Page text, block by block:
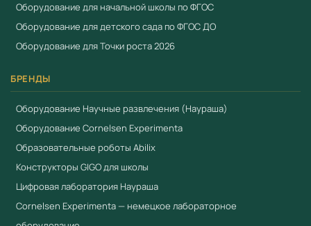
Оборудование для начальной школы по ФГОС
Оборудование для детского сада по ФГОС ДО
Оборудование для Точки роста 2026
БРЕНДЫ
Оборудование Научные развлечения (Наураша)
Оборудование Cornelsen Experimenta
Образовательные роботы Abilix
Конструкторы GIGO для школы
Цифровая лаборатория Наураша
Cornelsen Experimenta — немецкое лабораторное